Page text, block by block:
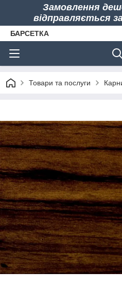
Замовлення
відправляється
БАРСЕТКА
Товари та послуги